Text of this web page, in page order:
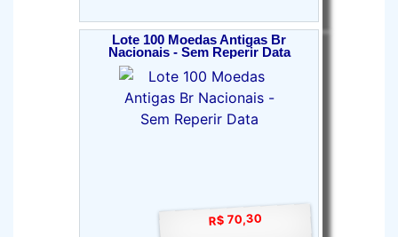
Lote 100 Moedas Antigas Br
Nacionais - Sem Reperir Data
R$ 70,30